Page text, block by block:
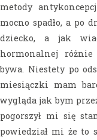
metody
mocno spadło, a po
dziecko, a jak
hormonalnej
bywa. Niestety po
miesiączki mam
wygląda jak bym
pogorszył mi się
powiedział mi że to